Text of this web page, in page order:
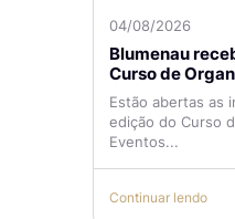
04/08/2026
Blumenau
Curso de
Lilian Ribeiro
Estão abertas as
edição do Curso
Eventos...
Continuar lendo